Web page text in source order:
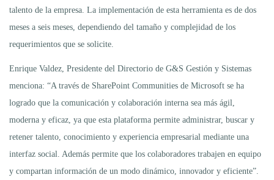
talento de la empresa. La implementación de esta herramienta es de dos
meses a seis meses, dependiendo del tamaño y complejidad de los
requerimientos que se solicite.
Enrique Valdez, Presidente del Directorio de G&S Gestión y Sistemas
menciona: “A través de SharePoint Communities de Microsoft se ha
logrado que la comunicación y colaboración interna sea más ágil,
moderna y eficaz, ya que esta plataforma permite administrar, buscar y
retener talento, conocimiento y experiencia empresarial mediante una
interfaz social. Además permite que los colaboradores trabajen en equipo
y compartan información de un modo dinámico, innovador y eficiente”.